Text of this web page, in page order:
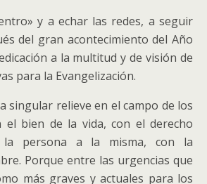
y a echar las redes, a seguir
del gran acontecimiento del Año
a la multitud y de visión de
para la Evangelización.
singular relieve en el campo de los
el bien de la vida, con el derecho
la persona a la misma, con la
Porque entre las urgencias que
más graves y actuales para los